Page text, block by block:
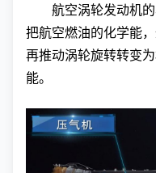
航空涡轮发动机
把航空燃油的化学能
再推动涡轮旋转转变
能。